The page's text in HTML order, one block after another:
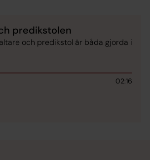
predikstolen
och predikstol är båda gjorda i
02:16